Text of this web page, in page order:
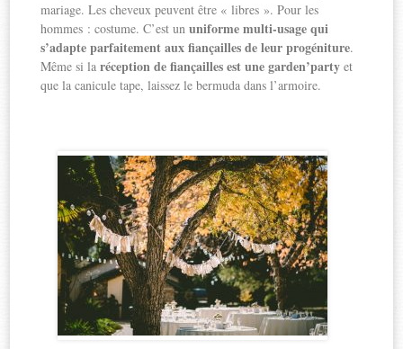
mariage. Les cheveux peuvent être « libres ». Pour les
hommes : costume. C’est ununiforme multi-usage qui
s’adapte parfaitement aux fiançailles de leur progéniture.
Même si laréception de fiançailles est une garden’party et
que la canicule tape, laissez le bermuda dans l’armoire.